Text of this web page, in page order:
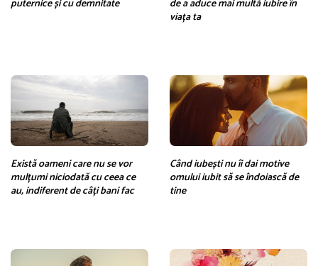
puternice și cu demnitate
de a aduce mai multă iubire în
viața ta
Există oameni care nu se vor
mulțumi niciodată cu ceea ce
au, indiferent de câți bani fac
Când iubești nu îi dai motive
omului iubit să se îndoiască de
tine